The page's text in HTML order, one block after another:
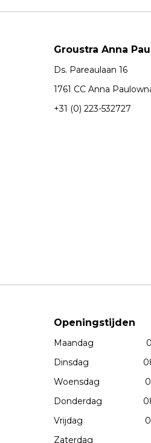
Groustra Anna
Ds. Pareaulaan 16
1761 CC Anna
+31 (0) 223-532727
Openingstijden
Maandag
Dinsdag
Woensdag
Donderdag
Vrijdag
Zaterdag